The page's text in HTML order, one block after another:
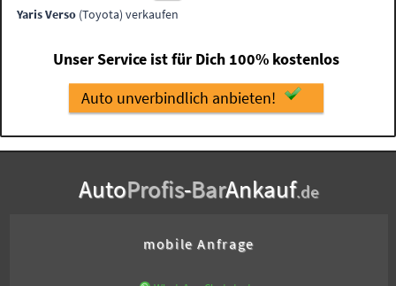
Yaris Verso (Toyota) verkaufen
Unser Service ist für Dich 100% kostenlos
Auto unverbindlich anbieten!
AutoProfis-BarAnkauf.de
mobile Anfrage